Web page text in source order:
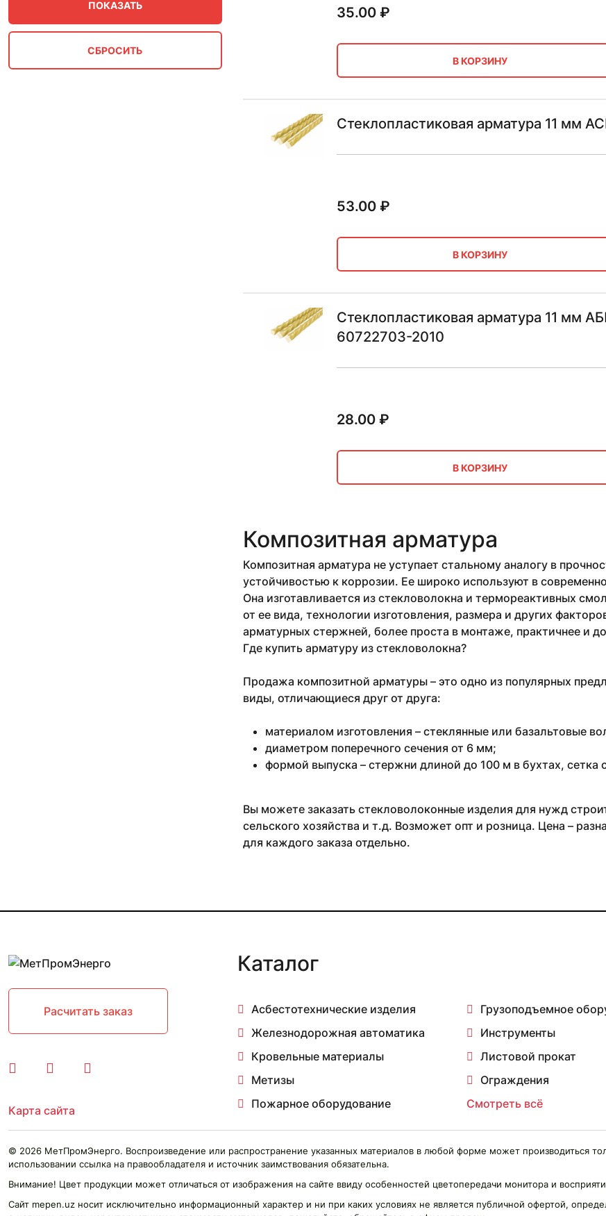
36 мм
5 мм
35.00₽
В КОРЗИНУ
Стеклопластиковая арматура 11 мм
53.00₽
В КОРЗИНУ
Стеклопластиковая арматура 11 мм
60722703-2010
28.00₽
В КОРЗИНУ
Композитная арматура
Композитная арматура не уступает стальному аналогу в
устойчивостью к коррозии. Ее широко используют в
Она изготавливается из стекловолокна и термореактивных
от ее вида, технологии изготовления, размера и других
арматурных стержней, более проста в монтаже, практичнее и
Где купить арматуру из стекловолокна?
Продажа композитной арматуры – это одно из популярных
виды, отличающиеся друг от друга:
материалом изготовления – стеклянные или базальтовые
диаметром поперечного сечения от 6 мм;
формой выпуска – стержни длиной до 100 м в бухтах, сетка
Вы можете заказать стекловолоконные изделия для нужд
сельского хозяйства и т.д. Возможет опт и розница. Цена –
для каждого заказа отдельно.
Расчитать заказ
Карта сайта
Каталог
Асбестотехнические изделия
Грузоподъемное
Железнодорожная автоматика
Инструменты
Кровельные материалы
Листовой прокат
Метизы
Ограждения
Пожарное оборудование
Смотреть всё
© 2026 МетПромЭнерго. Воспроизведение или распространение указанных материалов в любой форме может производиться
использовании ссылка на правообладателя и источник заимствования обязательна.
Внимание! Цвет продукции может отличаться от изображения на сайте ввиду особенностей цветопередачи монитора и
Сайт mepen.uz носит исключительно информационный характер и ни при каких условиях не является публичной офертой,